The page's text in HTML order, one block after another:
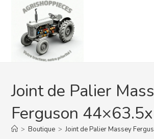
content
Joint de Palier
Ferguson
> Boutique > Joint de Palier Massey